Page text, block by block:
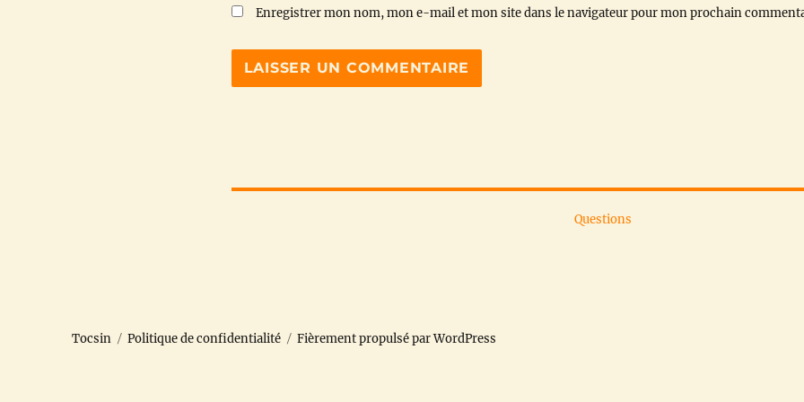
Enregistrer mon nom, mon e-mail et mon site dans le navigateur pour mon prochain
Questions
Tocsin Politique de confidentialité Fièrement propulsé par WordPress